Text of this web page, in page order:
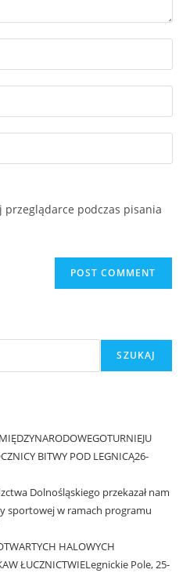
podczas pisania
SZUKAJ
BITWY POD LEGNICĄ26-
Dolnośląskiego przekazał nam
sportowej w ramach programu
HALOWYCH
ŁUCZNICTWIELegnickie Pole, 25-